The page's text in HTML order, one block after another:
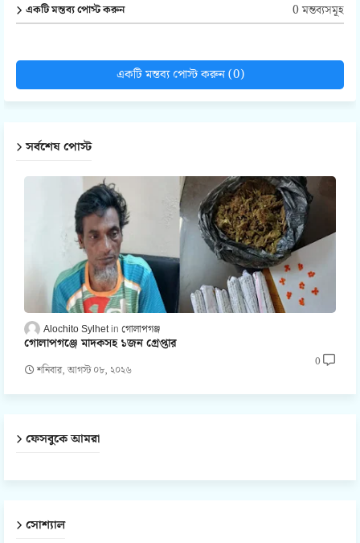
একটি মন্তব্য পোস্ট করুন 0 মন্তব্যসমূহ
একটি মন্তব্য পোস্ট করুন (0)
সর্বশেষ পোস্ট
Alochito Sylhet গোলাপগঞ্জ
গোলাপগঞ্জে মাদকসহ ১জন গ্রেপ্তার
শনিবার, আগস্ট ০৮, ২০২৬
0
ফেসবুকে আমরা
সোশ্যাল